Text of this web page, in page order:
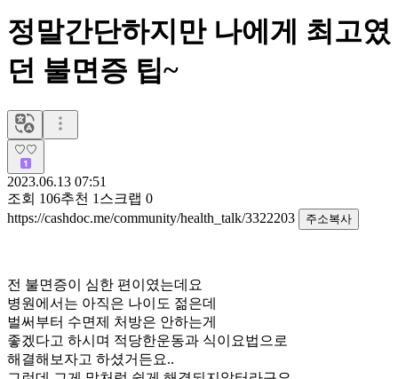
정말간단하지만 나에게 최고였
던 불면증 팁~
♡♡
2023.06.13 07:51
조회 106추천 1 스크랩 0
https://cashdoc.me/community/health_talk/3322203
주소복사
전 불면증이 심한 편이였는데요
병원에서는 아직은 나이도 젊은데
벌써부터 수면제 처방은 안하는게
좋겠다고 하시며 적당한운동과 식이요법으로
해결해보자고 하셨거든요..